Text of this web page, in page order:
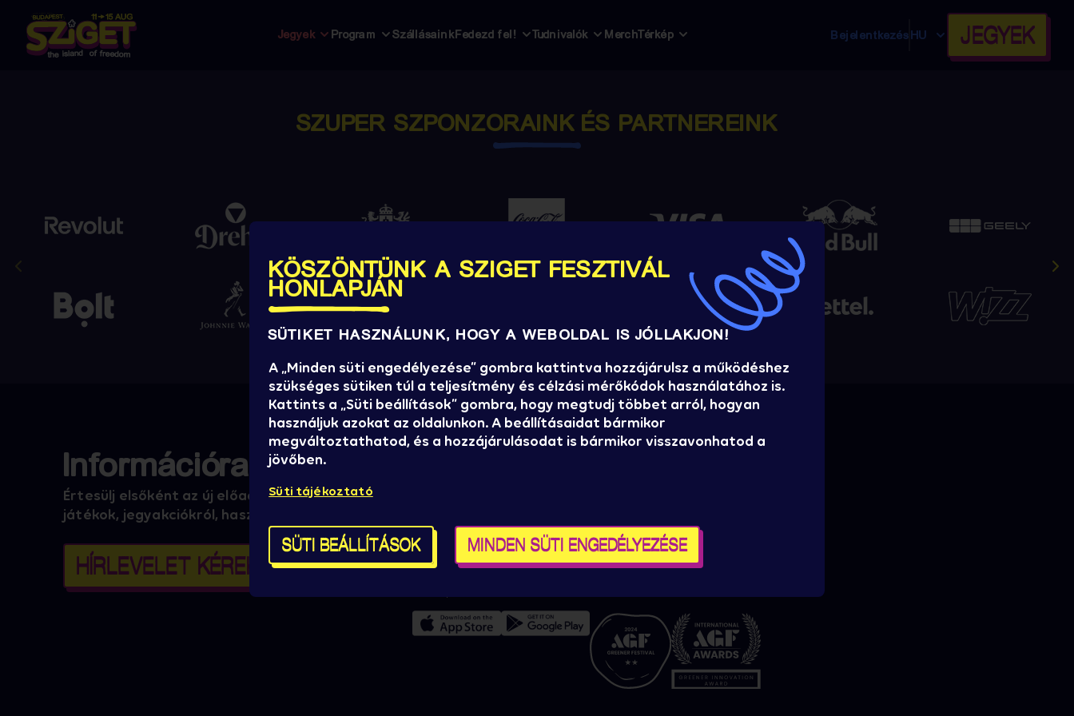
Jegyek Program SzállásainkFedezd fel! Tudnivalók MerchTérkép Bejelentkezés HU JEGYEK
SZUPER SZPONZORAINK ÉS PARTNEREINK
Információra éhezel?
Értesülj elsőként az új előadókról, promóciókról,
játékok, jegyakciókról, hasznos infókról!
HÍRLEVELET KÉREK
Kereskedelmi pályázat
Kapcsolat
Süti beállítások
KÖSZÖNTÜNK A SZIGET FESZTIVÁL
HONLAPJÁN
SÜTIKET HASZNÁLUNK, HOGY A WEBOLDAL IS JÓLLAKJON!
A „Minden süti engedélyezése” gombra kattintva hozzájárulsz a működéshez
szükséges sütiken túl a teljesítmény és célzási mérőkódok használatához is.
Kattints a „Süti beállítások” gombra, hogy megtudj többet arról, hogyan
használjuk azokat az oldalunkon. A beállításaidat bármikor
megváltoztathatod, és a hozzájárulásodat is bármikor visszavonhatod a
jövőben.
Süti tájékoztató
SÜTI BEÁLLÍTÁSOK MINDEN SÜTI ENGEDÉLYEZÉSE